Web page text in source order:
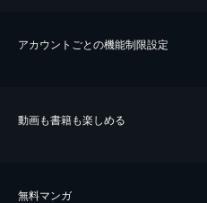
アカウントごとの機能制限設定
動画も書籍も楽しめる
無料マンガ